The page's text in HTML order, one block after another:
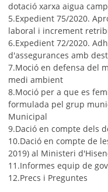
dotació xarxa aigua
5.Expedient 75/2020.
laboral i increment
6.Expedient 72/2020.
d'assegurances amb
7.Moció en defensa del
medi ambient
8.Moció per a que es
formulada pel grup
Municipal
9.Dació en compte dels
10.Dació en compte de
2019) al Ministeri
11.Informes equip de
12.Precs i Preguntes